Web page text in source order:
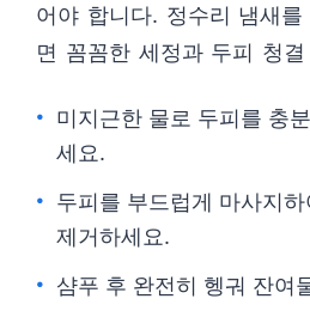
어야 합니다. 정수리 냄새
면 꼼꼼한 세정과 두피 청
미지근한 물로 두피를 충
세요.
두피를 부드럽게 마사지
제거하세요.
샴푸 후 완전히 헹궈 잔여